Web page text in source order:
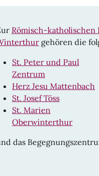
Römisch-katholischen
gehören die
St. Peter und Paul
Zentrum
Herz Jesu Mattenbach
St. Josef Töss
St. Marien
Oberwinterthur
das